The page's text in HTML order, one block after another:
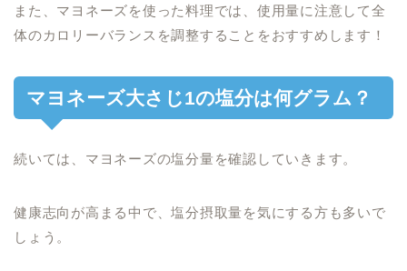
また、マヨネーズを使った料理では、使用量に注意して全
体のカロリーバランスを調整することをおすすめします！
マヨネーズ大さじ1の塩分は何グラム？
続いては、マヨネーズの塩分量を確認していきます。
健康志向が高まる中で、塩分摂取量を気にする方も多いで
しょう。